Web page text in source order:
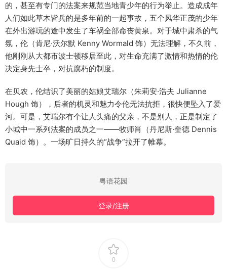
的，甚至有专门的法案来规范当地青少年的行为举止。造成成年
人们如此草木皆兵的是多年前的一起事故，五个风华正茂的少年
在外出游玩的途中发生了车祸全部命丧黄泉。对于城中肃杀的气
氛，伦（肯尼·沃尔默 Kenny Wormald 饰）无法理解，不久前，
他刚刚从大都市波士顿移居至此，对生命充满了激情和热情的伦
决定身先士卒，对抗腐朽的制度。
在贝农，伦结识了美丽的姑娘艾瑞尔（朱莉安·浩夫 Julianne
Hough 饰），后者的机灵和魅力令伦无法抗拒，很快便坠入了爱
河。可是，艾瑞尔有个让人头痛的父亲，不是别人，正是制定了
小城中一系列法案的成员之一——牧师肖（丹尼斯·奎德 Dennis
Quaid 饰）。一场旷日持久的“战争”拉开了帷幕。
粤语花园
登录/注册
0